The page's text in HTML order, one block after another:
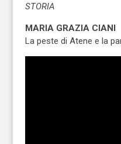
STORIA
MARIA GRAZIA CIANI
La peste di Atene e la